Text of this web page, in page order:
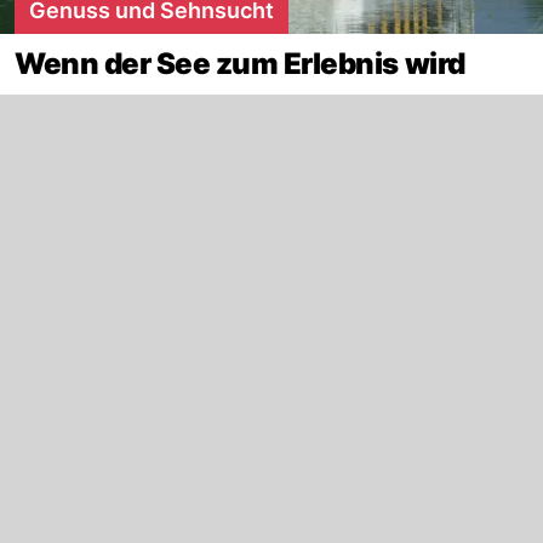
Genuss und Sehnsucht
Wenn der See zum Erlebnis wird